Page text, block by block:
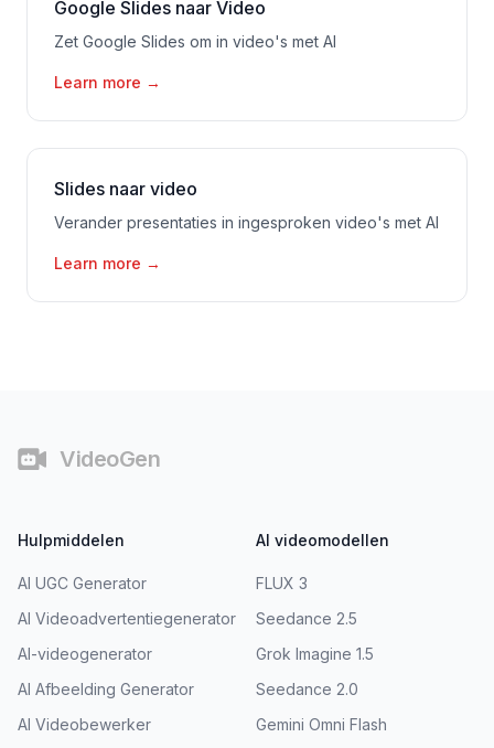
Google Slides naar Video
Zet Google Slides om in video's met AI
Learn more →
Slides naar video
Verander presentaties in ingesproken video's met AI
Learn more →
VideoGen
Hulpmiddelen
AI UGC Generator
AI Videoadvertentiegenerator
AI-videogenerator
AI Afbeelding Generator
AI Videobewerker
AI videomodellen
FLUX 3
Seedance 2.5
Grok Imagine 1.5
Seedance 2.0
Gemini Omni Flash